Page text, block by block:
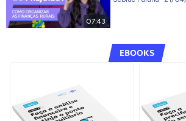
07:43
EBOOKS